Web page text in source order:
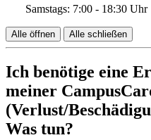
Samstags: 7:00 - 18:30 Uhr
Alle öffnen Alle schließen
Ich benötige eine
meiner
(Verlust/
Was tun?